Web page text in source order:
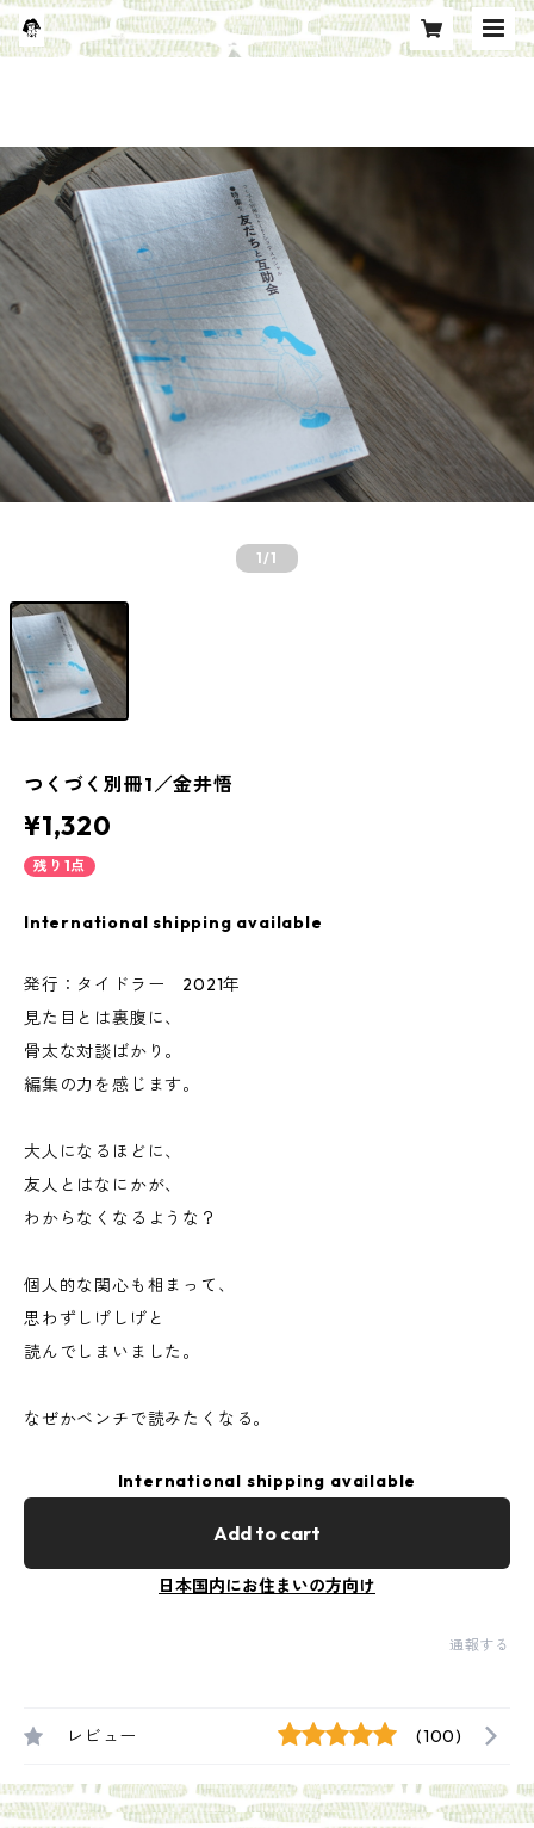
1/1
つくづく別冊1／金井悟
¥1,320
残り1点
International shipping available
発行：タイドラー 2021年
見た目とは裏腹に、
骨太な対談ばかり。
編集の力を感じます。
大人になるほどに、
友人とはなにかが、
わからなくなるような？
個人的な関心も相まって、
思わずしげしげと
読んでしまいました。
なぜかベンチで読みたくなる。
International shipping available
Add to cart
日本国内にお住まいの方向け
通報する
レビュー (100)